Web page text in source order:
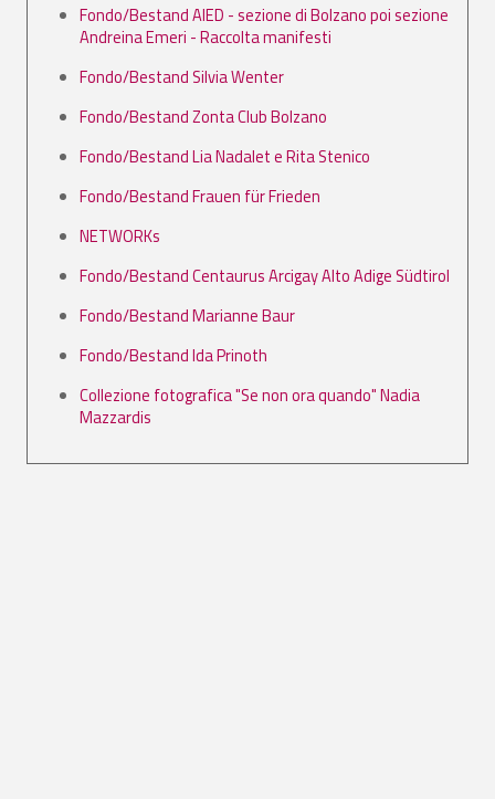
Fondo/Bestand AIED - sezione di Bolzano poi sezione
Andreina Emeri - Raccolta manifesti
Fondo/Bestand Silvia Wenter
Fondo/Bestand Zonta Club Bolzano
Fondo/Bestand Lia Nadalet e Rita Stenico
Fondo/Bestand Frauen für Frieden
NETWORKs
Fondo/Bestand Centaurus Arcigay Alto Adige Südtirol
Fondo/Bestand Marianne Baur
Fondo/Bestand Ida Prinoth
Collezione fotografica "Se non ora quando" Nadia
Mazzardis